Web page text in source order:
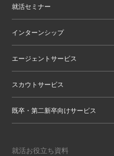
就活セミナー
インターンシップ
エージェントサービス
スカウトサービス
既卒・第二新卒向けサービス
就活お役立ち資料